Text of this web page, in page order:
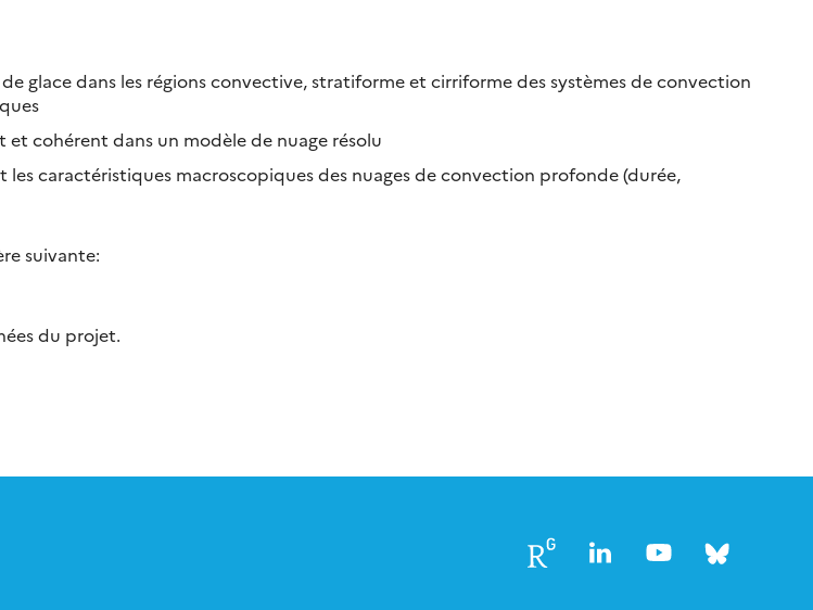
glace dans les régions convective, stratiforme et cirriforme des systèmes de convection
cohérent dans un modèle de nuage résolu
caractéristiques macroscopiques des nuages de convection profonde (durée,
suivante:
du projet.
Follow Follow